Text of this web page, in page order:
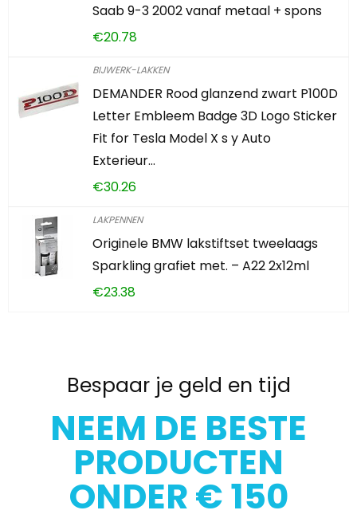
Saab 9-3 2002 vanaf metaal + spons
€20.78
BIJWERK-LAKKEN
DEMANDER Rood glanzend zwart P100D
Letter Embleem Badge 3D Logo Sticker
Fit for Tesla Model X s y Auto
Exterieur…
€30.26
LAKPENNEN
Originele BMW lakstiftset tweelaags
Sparkling grafiet met. – A22 2x12ml
€23.38
Bespaar je geld en tijd
NEEM DE BESTE
PRODUCTEN
ONDER € 150